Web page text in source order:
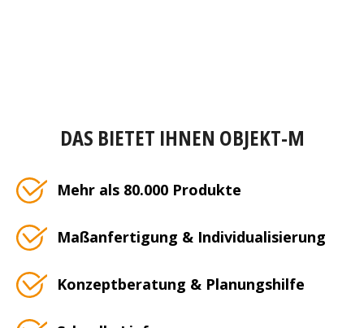
DAS BIETET IHNEN OBJEKT-M
Mehr als 80.000 Produkte
Maßanfertigung & Individualisierung
Konzeptberatung & Planungshilfe